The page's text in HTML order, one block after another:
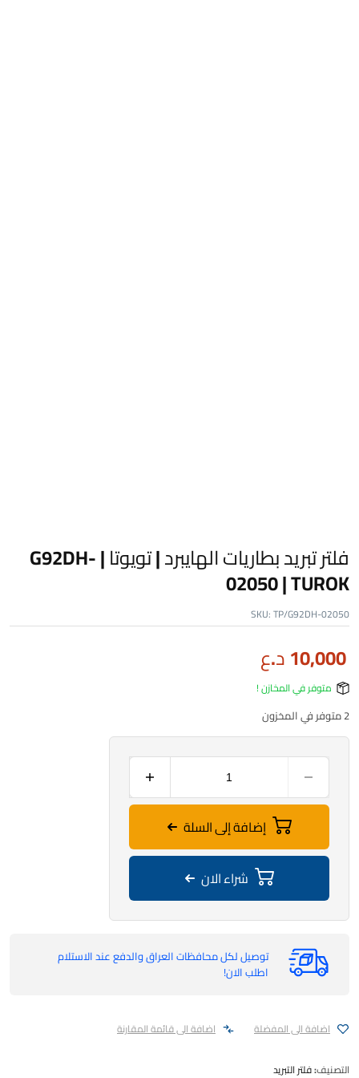
فلتر تبريد بطاريات الهايبرد | تويوتا | G92DH-
02050 | TUROK
SKU:TP/G92DH-02050
10,000د.ع
متوفر في المخازن !
2 متوفر في المخزون
إضافة إلى السلة
شراء الان
توصيل لكل محافظات العراق والدفع عند الاستلام
اطلب الان!
اضافة الى المفضلة اضافة الى قائمة المقارنة
التصنيف:فلتر التبريد